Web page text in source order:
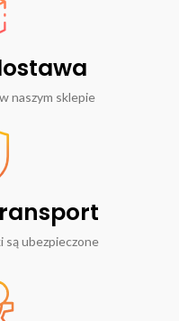
naszym sklepie
są ubezpieczone